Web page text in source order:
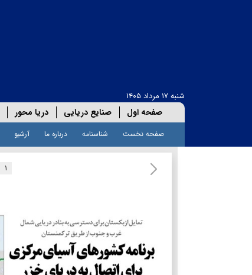
شنبه ۱۷ مرداد ۱۴۰۵
صفحه اول صنایع دریایی دریا محور
صفحه نخست شناسنامه درباره ما آرشیو
۱